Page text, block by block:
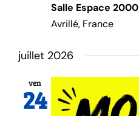
Salle Espace 2000
Avrillé, France
juillet 2026
ven
24